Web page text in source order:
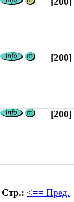
[200]
[200]
Стр.: <== Пред.